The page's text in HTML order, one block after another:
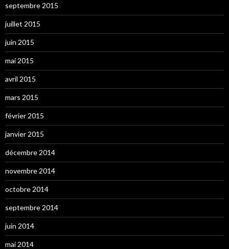
septembre 2015
juillet 2015
juin 2015
mai 2015
avril 2015
mars 2015
février 2015
janvier 2015
décembre 2014
novembre 2014
octobre 2014
septembre 2014
juin 2014
mai 2014